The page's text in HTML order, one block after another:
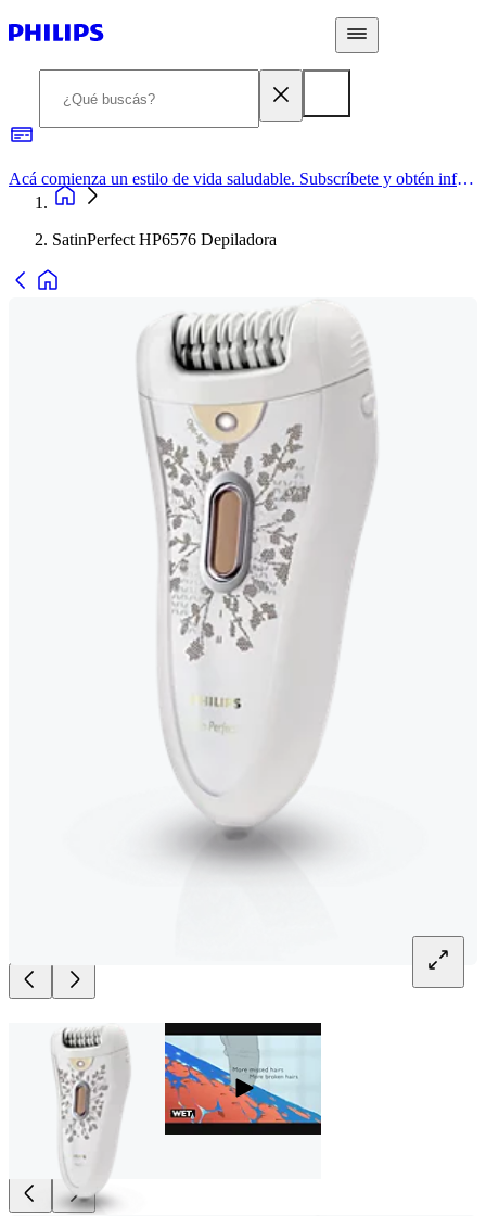
Acá comienza un estilo de vida saludable. Subscríbete y obtén información de primera mano
SatinPerfect HP6576 Depiladora